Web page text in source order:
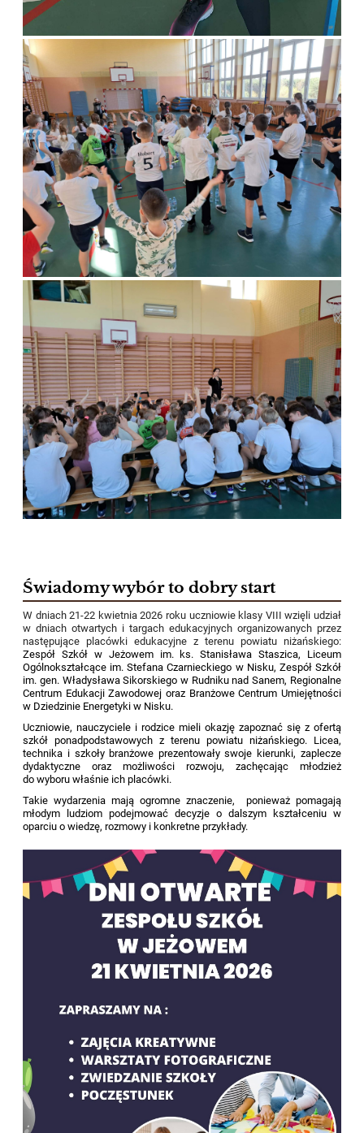
Świadomy wybór to dobry start
W dniach 21-22 kwietnia 2026 roku uczniowie klasy VIII wzięli udział
w dniach otwartych i targach edukacyjnych organizowanych przez
następujące placówki edukacyjne z terenu powiatu niżańskiego:
Zespół Szkół w Jeżowem im. ks. Stanisława Staszica, Liceum
Ogólnokształcące im. Stefana Czarnieckiego w Nisku, Zespół Szkół
im. gen. Władysława Sikorskiego w Rudniku nad Sanem, Regionalne
Centrum Edukacji Zawodowej oraz Branżowe Centrum Umiejętności
w Dziedzinie Energetyki w Nisku.
Uczniowie, nauczyciele i rodzice mieli okazję zapoznać się z ofertą
szkół ponadpodstawowych z terenu powiatu niżańskiego. Licea,
technika i szkoły branżowe prezentowały swoje kierunki, zaplecze
dydaktyczne oraz możliwości rozwoju, zachęcając młodzież
do wyboru właśnie ich placówki.
Takie wydarzenia mają ogromne znaczenie, ponieważ pomagają
młodym ludziom podejmować decyzje o dalszym kształceniu w
oparciu o wiedzę, rozmowy i konkretne przykłady.